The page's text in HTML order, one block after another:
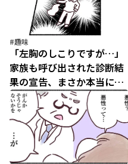
#趣味
「左胸のしこりですが…」
家族も呼び出された診断結
果の宣告、まさか本当に…